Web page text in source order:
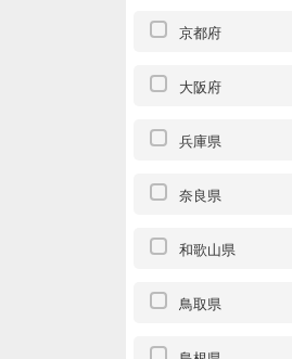
京都府
大阪府
兵庫県
奈良県
和歌山県
鳥取県